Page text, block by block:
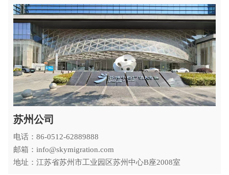
苏州公司
电话：86-0512-62889888
邮箱：info@skymigration.com
地址：江苏省苏州市工业园区苏州中心B座2008室